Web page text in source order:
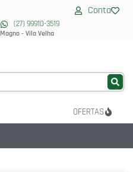
(27) 99910-3519
Magno - Vila Velha
Conta
OFERTAS